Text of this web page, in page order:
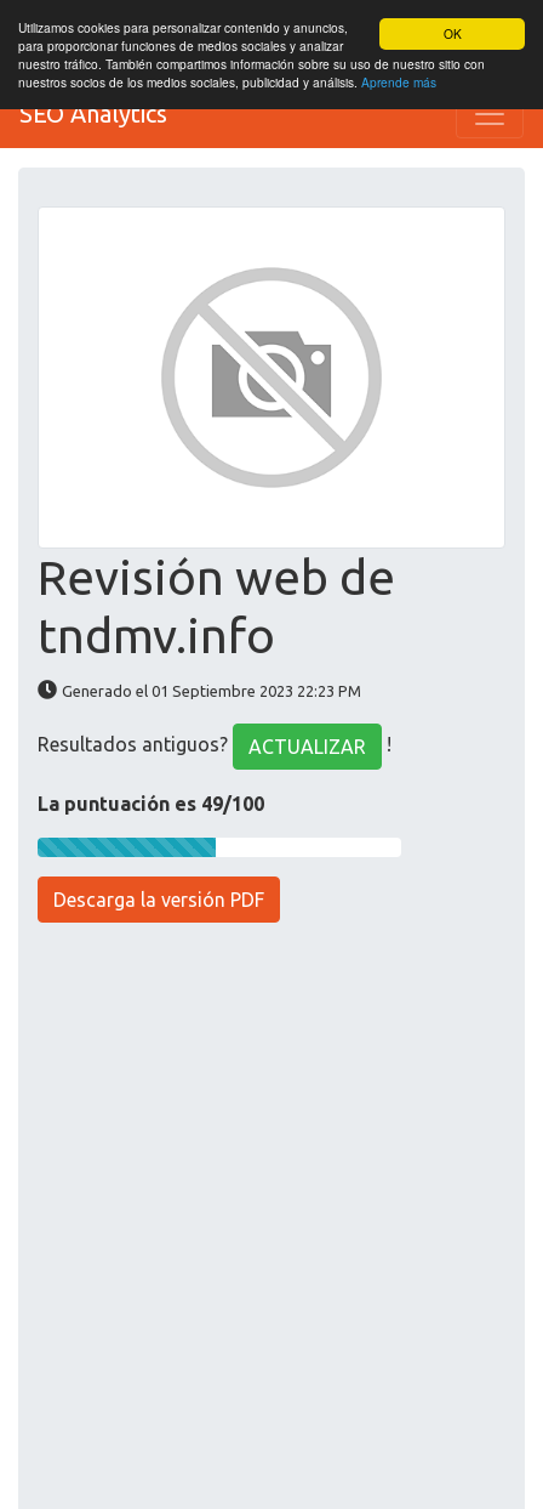
OK
Utilizamos cookies para personalizar contenido y anuncios,
para proporcionar funciones de medios sociales y analizar
nuestro tráfico. También compartimos información sobre su uso de nuestro sitio con
nuestros socios de los medios sociales, publicidad y análisis. Aprende más
SEO Analytics
Revisión web de
tndmv.info
Generado el 01 Septiembre 2023 22:23 PM
Resultados antiguos? ACTUALIZAR !
La puntuación es 49/100
Descarga la versión PDF